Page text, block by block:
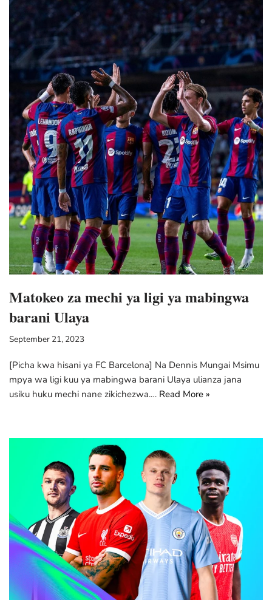
Matokeo za mechi ya ligi ya mabingwa
barani Ulaya
September 21, 2023
[Picha kwa hisani ya FC Barcelona] Na Dennis Mungai Msimu
mpya wa ligi kuu ya mabingwa barani Ulaya ulianza jana
usiku huku mechi nane zikichezwa.… Read More »